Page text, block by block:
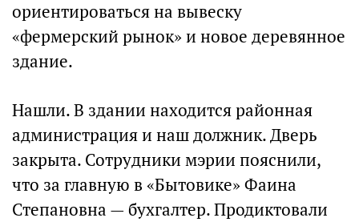
ориентироваться на вывеску
«фермерский рынок» и новое деревянное
здание.
Нашли. В здании находится районная
администрация и наш должник. Дверь
закрыта. Сотрудники мэрии пояснили,
что за главную в «Бытовике» Фаина
Степановна — бухгалтер. Продиктовали